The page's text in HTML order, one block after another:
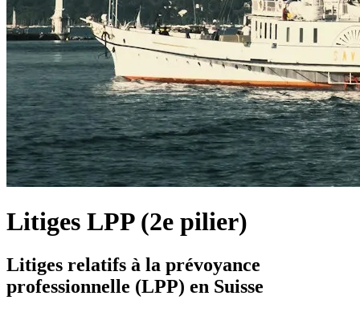
Litiges LPP (2e pilier)
Litiges relatifs à la prévoyance
professionnelle (LPP) en Suisse